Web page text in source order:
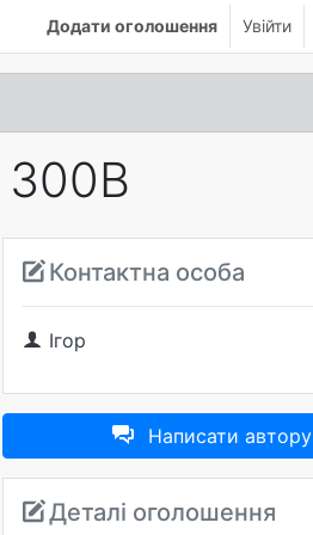
Додати оголошення Увійти
300B
Контактна особа
Ігор
Написати автору
Деталі оголошення